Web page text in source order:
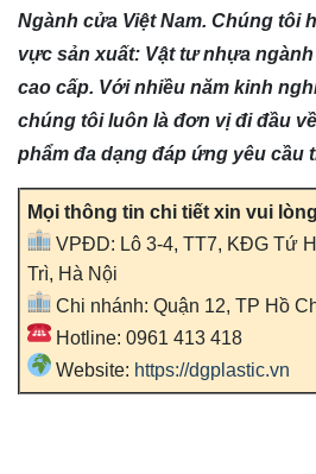
Ngành cửa Việt Nam. Chúng tôi
vực sản xuất: Vật tư nhựa
cao cấp. Với nhiều năm kinh
chúng tôi luôn là đơn vị đi đầu
phẩm đa dạng đáp ứng yêu cầu
Mọi thông tin chi tiết xin vui
VPĐD: Lô 3-4, TT7, KĐG Tứ
Trì, Hà Nội
Chi nhánh: Quận 12, TP Hồ
Hotline: 0961 413 418
Website: https://dgplastic.vn